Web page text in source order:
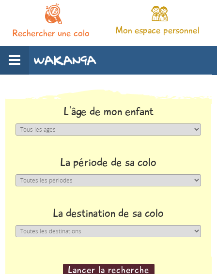
Rechercher une colo Mon espace personnel
L'association
Infos pratiques
Espace anims
L'âge de mon enfant
La période de sa colo
La destination de sa colo